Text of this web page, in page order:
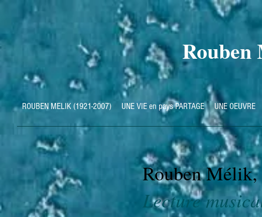
ROUBEN MELIK (1921-2007) UNE VIE en pays PARTAGE UNE OEUVRE
Rouben Mélik,
Lecture